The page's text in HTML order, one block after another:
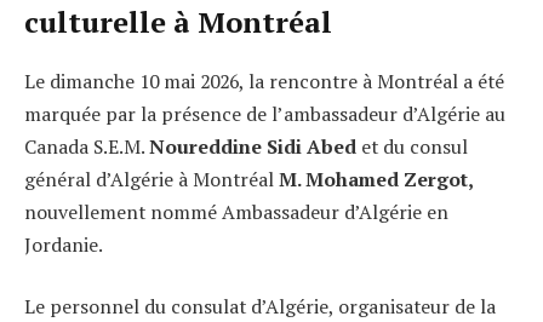
culturelle à Montréal
Le dimanche 10 mai 2026, la rencontre à Montréal a été
marquée par la présence de l’ambassadeur d’Algérie au
Canada S.E.M.Noureddine Sidi Abed et du consul
général d’Algérie à MontréalM. Mohamed Zergot,
nouvellement nommé Ambassadeur d’Algérie en
Jordanie.
Le personnel du consulat d’Algérie, organisateur de la